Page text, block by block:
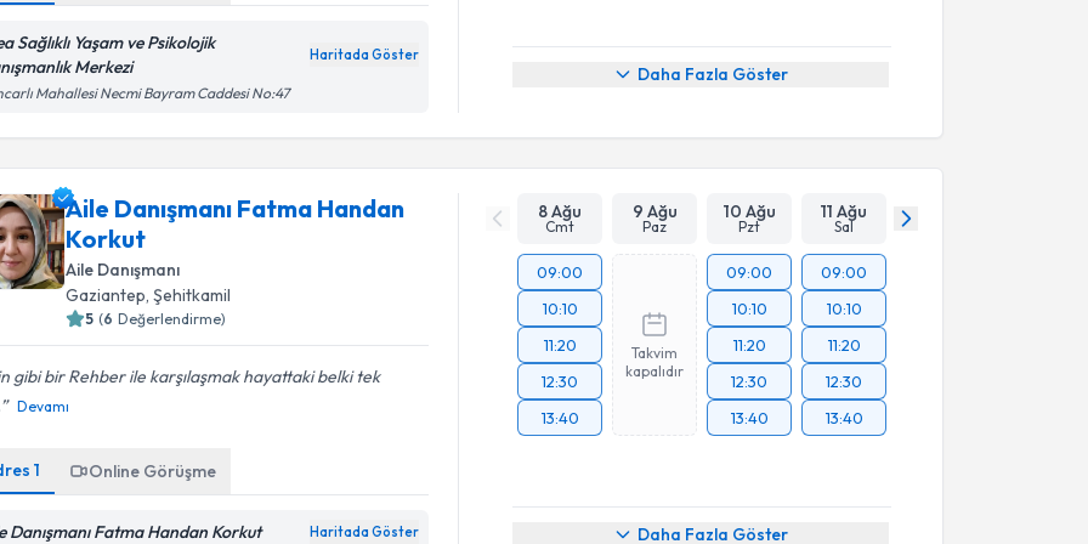
Sağlıklı Yaşam ve Psikolojik
Merkezi
Haritada Göster
Mahallesi Necmi Bayram Caddesi No:47
Daha Fazla Göster
Aile Danışmanı Fatma Handan
Korkut
Aile Danışmanı
Gaziantep , Şehitkamil
5 (6 Değerlendirme)
gibi bir Rehber ile karşılaşmak hayattaki belki tek
Devamı
1 Online Görüşme
Danışmanı Fatma Handan Korkut Haritada Göster
8 Ağu
Cmt
9 Ağu
Paz
10 Ağu
Pzt
11 Ağu
Sal
09:00
10:10
11:20
12:30
13:40
Takvim
kapalıdır
09:00
10:10
11:20
12:30
13:40
09:00
10:10
11:20
12:30
13:40
Daha Fazla Göster